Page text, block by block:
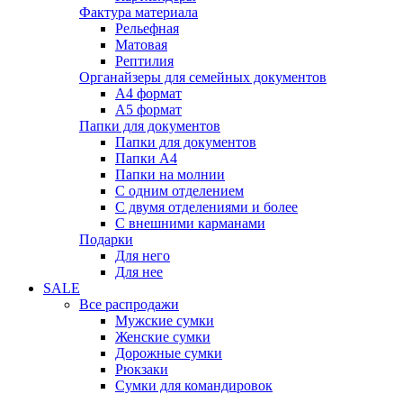
Фактура материала
Рельефная
Матовая
Рептилия
Органайзеры для семейных документов
А4 формат
А5 формат
Папки для документов
Папки для документов
Папки А4
Папки на молнии
С одним отделением
С двумя отделениями и более
С внешними карманами
Подарки
Для него
Для нее
SALE
Все распродажи
Мужские сумки
Женские сумки
Дорожные сумки
Рюкзаки
Сумки для командировок